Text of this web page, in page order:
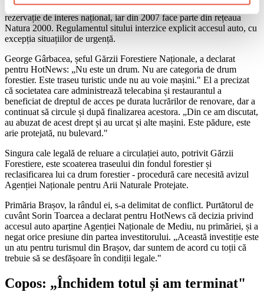
Muntele Tâmpa are statut de arie protejată din 1962. Din 2000 este
rezervație de interes național, iar din 2007 face parte din rețeaua
Natura 2000. Regulamentul sitului interzice explicit accesul auto, cu
excepția situațiilor de urgență.
George Gârbacea, șeful Gărzii Forestiere Naționale, a declarat
pentru HotNews: „Nu este un drum. Nu are categoria de drum
forestier. Este traseu turistic unde nu au voie mașini." El a precizat
că societatea care administrează telecabina și restaurantul a
beneficiat de dreptul de acces pe durata lucrărilor de renovare, dar a
continuat să circule și după finalizarea acestora. „Din ce am discutat,
au abuzat de acest drept și au urcat și alte mașini. Este pădure, este
arie protejată, nu bulevard."
Singura cale legală de reluare a circulației auto, potrivit Gărzii
Forestiere, este scoaterea traseului din fondul forestier și
reclasificarea lui ca drum forestier - procedură care necesită avizul
Agenției Naționale pentru Arii Naturale Protejate.
Primăria Brașov, la rândul ei, s-a delimitat de conflict. Purtătorul de
cuvânt Sorin Toarcea a declarat pentru HotNews că decizia privind
accesul auto aparține Agenției Naționale de Mediu, nu primăriei, și a
negat orice presiune din partea investitorului. „Această investiție este
un atu pentru turismul din Brașov, dar suntem de acord cu toții că
trebuie să se desfășoare în condiții legale."
Copos: „Închidem totul și am terminat"